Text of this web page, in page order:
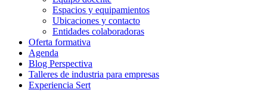
Espacios y equipamientos
Ubicaciones y contacto
Entidades colaboradoras
Oferta formativa
Agenda
Blog Perspectiva
Talleres de industria para empresas
Experiencia Sert